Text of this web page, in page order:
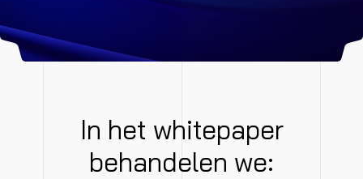
In het whitepaper
behandelen we: